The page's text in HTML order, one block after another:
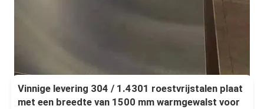
Vinnige levering 304 / 1.4301 roestvrijstalen plaat
met een breedte van 1500 mm warmgewalst voor